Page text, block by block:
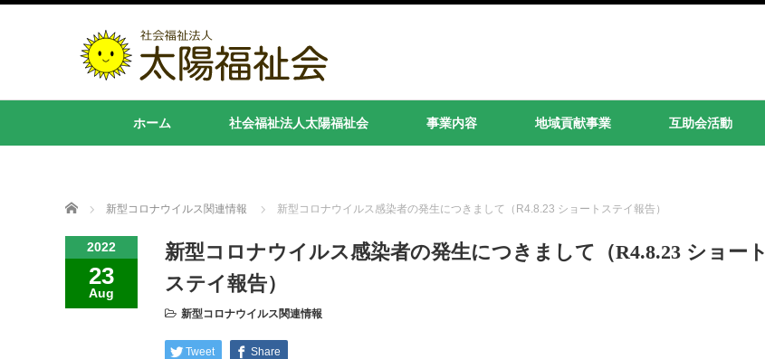
ホーム 社会福祉法人太陽福祉会 事業内容 地域貢献事業 互助会活動
Home 新型コロナウイルス関連情報 新型コロナウイルス感染者の発生につきまして（R4.8.23 ショートステイ報告）
2022
23
Aug
新型コロナウイルス感染者の発生につきまして（R4.8.23 ショート
ステイ報告）
新型コロナウイルス関連情報
Tweet Share